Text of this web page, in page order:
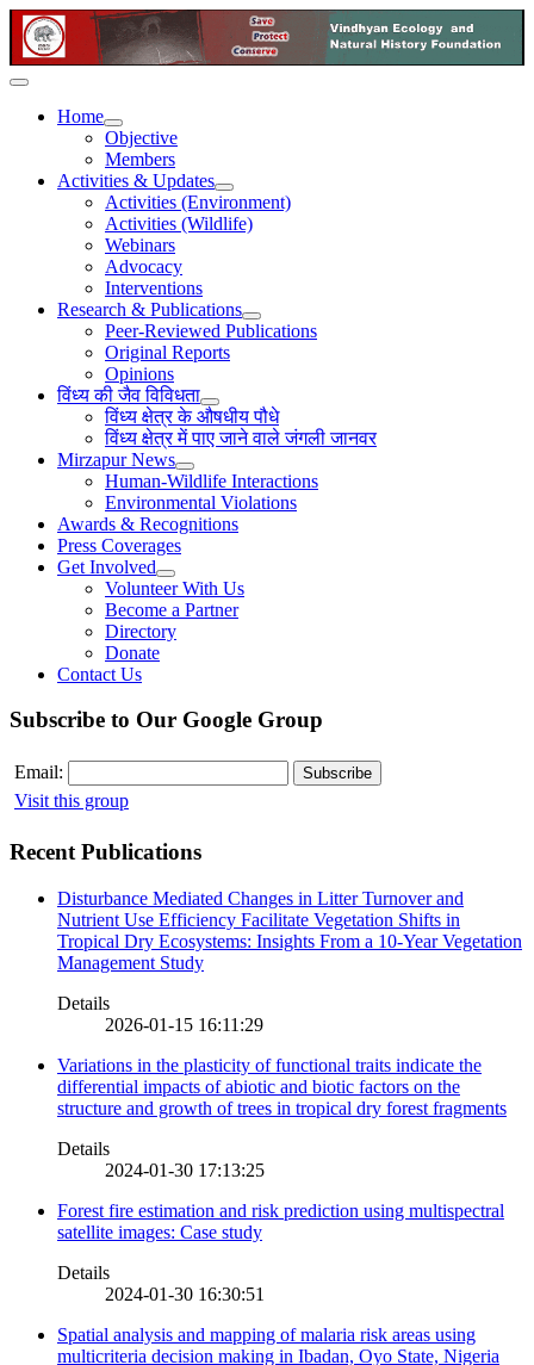
Home
Objective
Members
Activities & Updates
Activities (Environment)
Activities (Wildlife)
Webinars
Advocacy
Interventions
Research & Publications
Peer-Reviewed Publications
Original Reports
Opinions
विंध्य की जैव विविधता
विंध्य क्षेत्र के औषधीय पौधे
विंध्य क्षेत्र में पाए जाने वाले जंगली जानवर
Mirzapur News
Human-Wildlife Interactions
Environmental Violations
Awards & Recognitions
Press Coverages
Get Involved
Volunteer With Us
Become a Partner
Directory
Donate
Contact Us
Subscribe to Our Google Group
Email:
Visit this group
Recent Publications
Disturbance Mediated Changes in Litter Turnover and
Nutrient Use Efficiency Facilitate Vegetation Shifts in
Tropical Dry Ecosystems: Insights From a 10-Year Vegetation
Management Study
Details
2026-01-15 16:11:29
Variations in the plasticity of functional traits indicate the
differential impacts of abiotic and biotic factors on the
structure and growth of trees in tropical dry forest fragments
Details
2024-01-30 17:13:25
Forest fire estimation and risk prediction using multispectral
satellite images: Case study
Details
2024-01-30 16:30:51
Spatial analysis and mapping of malaria risk areas using
multicriteria decision making in Ibadan, Oyo State, Nigeria